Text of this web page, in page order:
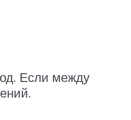
Если между